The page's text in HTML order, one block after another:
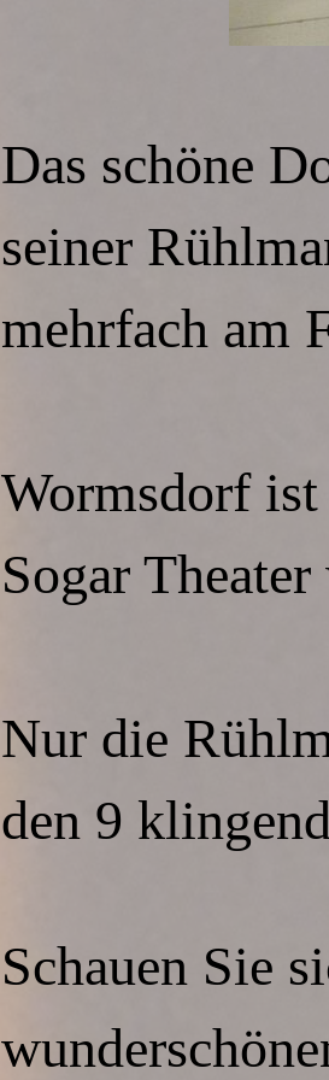
Das schöne
seiner
mehrfach am
Wormsdorf
Sogar
Nur die
den 9
Schauen Sie